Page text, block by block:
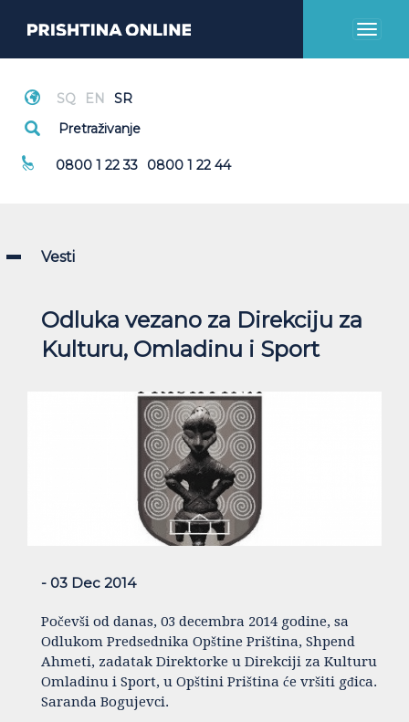
Toggle
Hitni Pozivi
0800 1 22 33 0800 1 22 44
Vesti
Odluka vezano za Direkciju za
Kulturu, Omladinu i Sport
- 03 Dec 2014
Počevši od danas, 03 decembra 2014 godine, sa
Odlukom Predsednika Opštine Priština, Shpend
Ahmeti, zadatak Direktorke u Direkciji za Kulturu
Omladinu i Sport, u Opštini Priština će vršiti gđica.
Saranda Bogujevci.